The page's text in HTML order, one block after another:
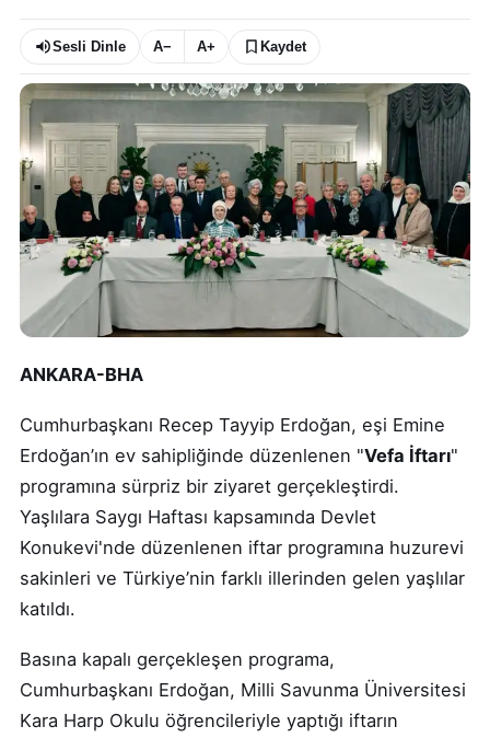
Sesli Dinle A− A+ Kaydet
ANKARA-BHA
Cumhurbaşkanı Recep Tayyip Erdoğan, eşi Emine
Erdoğan’ın ev sahipliğinde düzenlenen "Vefa İftarı"
programına sürpriz bir ziyaret gerçekleştirdi.
Yaşlılara Saygı Haftası kapsamında Devlet
Konukevi'nde düzenlenen iftar programına huzurevi
sakinleri ve Türkiye’nin farklı illerinden gelen yaşlılar
katıldı.
Basına kapalı gerçekleşen programa,
Cumhurbaşkanı Erdoğan, Milli Savunma Üniversitesi
Kara Harp Okulu öğrencileriyle yaptığı iftarın